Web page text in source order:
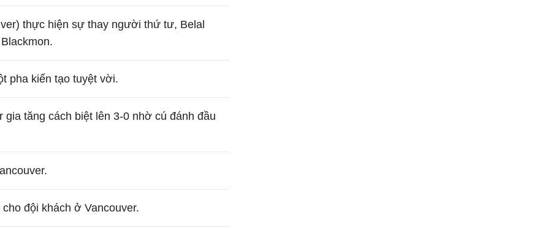
thực hiện sự thay người thứ tư, Belal
pha kiến tạo tuyệt vời.
gia tăng cách biệt lên 3-0 nhờ cú đánh đầu
đội khách ở Vancouver.